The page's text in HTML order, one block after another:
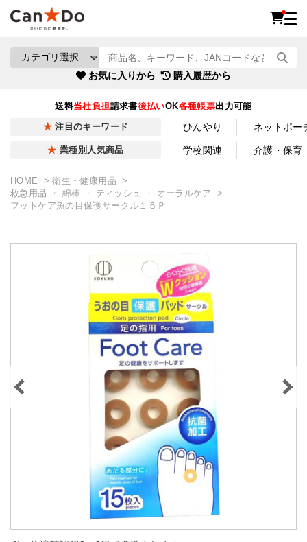
お気に入りから 購入履歴から
送料当社負担請求書後払いOK各種帳票出力可能
注目のキーワード ひんやり ネットポー
業種別人気商品 学校関連 介護・保育
HOME
衛生・健康用品
救急用品 ・ 綿棒 ・ ティッシュ ・ オーラルケア
フットケア魚の目保護サークル１５Ｐ